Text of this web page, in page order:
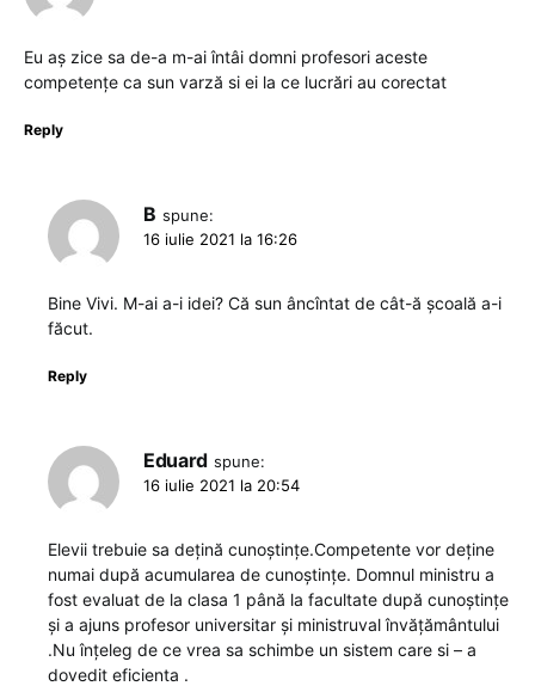
Eu aș zice sa de-a m-ai întâi domni profesori aceste
competențe ca sun varză si ei la ce lucrări au corectat
Reply
B spune:
16 iulie 2021 la 16:26
Bine Vivi. M-ai a-i idei? Că sun âncîntat de cât-ă școală a-i
făcut.
Reply
Eduard spune:
16 iulie 2021 la 20:54
Elevii trebuie sa dețină cunoștințe.Competente vor deține
numai după acumularea de cunoștințe. Domnul ministru a
fost evaluat de la clasa 1 până la facultate după cunoștințe
și a ajuns profesor universitar și ministruval învățământului
.Nu înțeleg de ce vrea sa schimbe un sistem care si – a
dovedit eficienta .